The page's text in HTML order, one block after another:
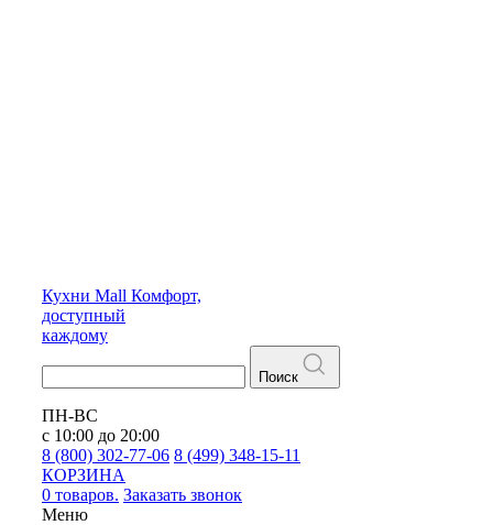
Кухни Mall Комфорт,
доступный
каждому
Поиск
ПН-ВС
с 10:00 до 20:00
8 (800) 302-77-06 8 (499) 348-15-11
КОРЗИНА
0 товаров. Заказать звонок
Меню